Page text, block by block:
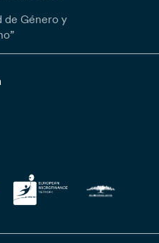
de Género y